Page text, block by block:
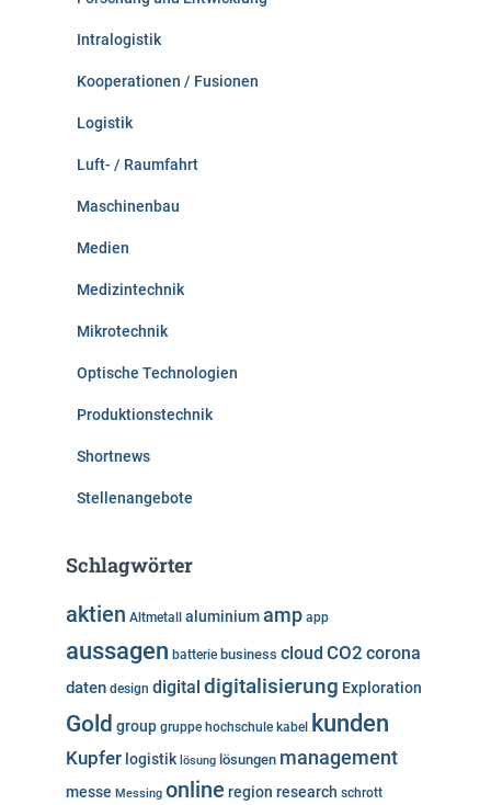
Intralogistik
Kooperationen / Fusionen
Logistik
Luft- / Raumfahrt
Maschinenbau
Medien
Medizintechnik
Mikrotechnik
Optische Technologien
Produktionstechnik
Shortnews
Stellenangebote
Schlagwörter
aktien Altmetall aluminiumamp app
aussagen batterie business cloud CO2 corona
daten design digital digitalisierung Exploration
Gold group gruppe hochschule kabel kunden
Kupfer logistik lösung lösungen management
messe Messing online region research schrott